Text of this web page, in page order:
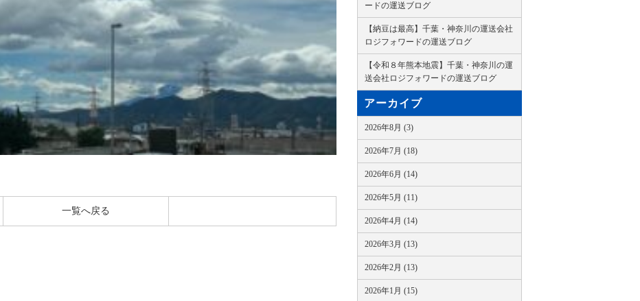
一覧へ戻る
ードの運送ブログ
【納豆は最高】千葉・神奈川の運送会社
ロジフォワードの運送ブログ
【令和８年熊本地震】千葉・神奈川の運
送会社ロジフォワードの運送ブログ
アーカイブ
2026年8月 (3)
2026年7月 (18)
2026年6月 (14)
2026年5月 (11)
2026年4月 (14)
2026年3月 (13)
2026年2月 (13)
2026年1月 (15)